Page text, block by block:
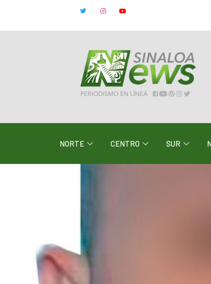
NORTE CENTRO SUR